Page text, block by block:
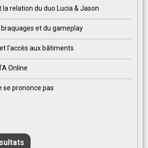
la relation du duo Lucia & Jason
braquages et du gameplay
l'accès aux bâtiments
Online
se prononce pas